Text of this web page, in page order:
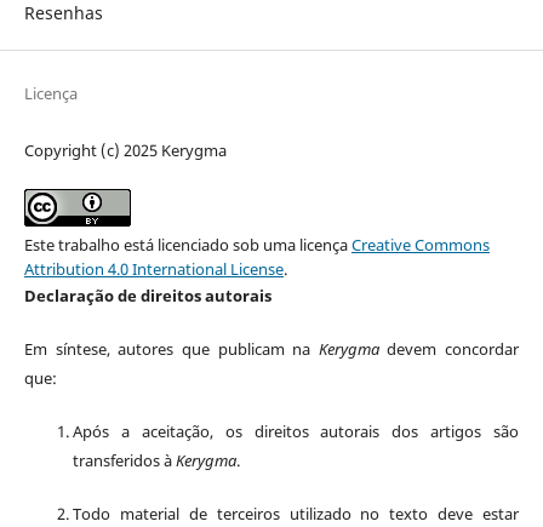
Resenhas
Licença
Copyright (c) 2025 Kerygma
Este trabalho está licenciado sob uma licençaCreative Commons
Attribution 4.0 International License.
Declaração de direitos autorais
Em síntese, autores que publicam na Kerygmadevem concordar
que:
Após a aceitação, os direitos autorais dos artigos são
transferidos àKerygma.
Todo material de terceiros utilizado no texto deve estar